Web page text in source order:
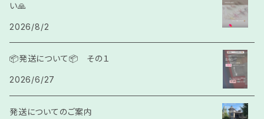
カラッチ
い🙏
2026/8/2
📦発送について📦 その１
2026/6/27
発送についてのご案内